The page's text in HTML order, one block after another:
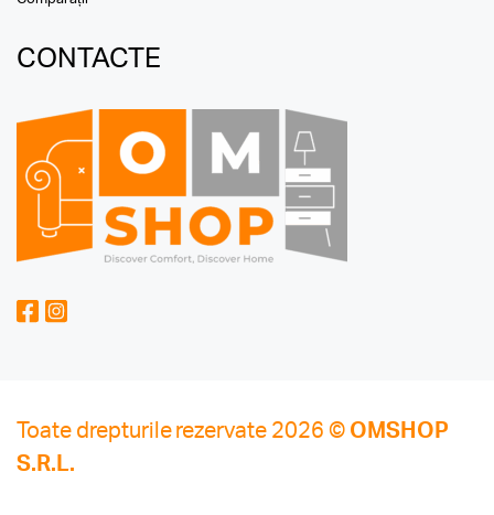
CONTACTE
Toate drepturile rezervate 2026 © OMSHOP
S.R.L.